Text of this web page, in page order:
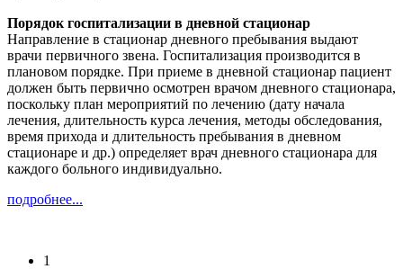
Порядок госпитализации в дневной стационар
Направление в стационар дневного пребывания выдают
врачи первичного звена. Госпитализация производится в
плановом порядке. При приеме в дневной стационар пациент
должен быть первично осмотрен врачом дневного стационара,
поскольку план мероприятий по лечению (дату начала
лечения, длительность курса лечения, методы обследования,
время прихода и длительность пребывания в дневном
стационаре и др.) определяет врач дневного стационара для
каждого больного индивидуально.
подробнее...
1